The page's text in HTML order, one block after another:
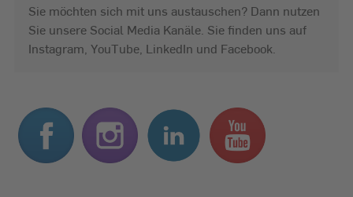
Sie möchten sich mit uns austauschen? Dann nutzen
Sie unsere Social Media Kanäle. Sie finden uns auf
Instagram, YouTube, LinkedIn und Facebook.